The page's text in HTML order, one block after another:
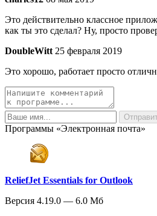
Это действительно классное
как ты это сделал? Ну, просто
DoubleWitt 25 февраля 2019
Это хорошо, работает просто
Программы «Электронная почта»
ReliefJet Essentials for Outlook
Версия 4.19.0 — 6.0 Мб